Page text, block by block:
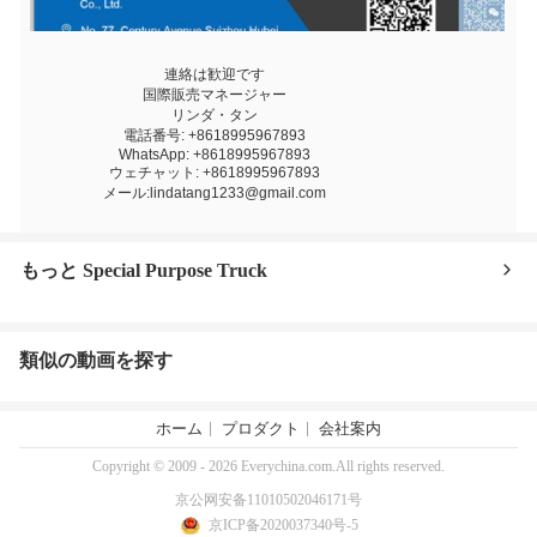
連絡は歓迎です
国際販売マネージャー
リンダ・タン
電話番号: +8618995967893
WhatsApp: +8618995967893
ウェチャット: +8618995967893
メール:lindatang1233@gmail.com
もっと Special Purpose Truck
類似の動画を探す
ホーム プロダクト 会社案内
Copyright © 2009 - 2026 Everychina.com.All rights reserved.
京公网安备11010502046171号
京ICP备2020037340号-5